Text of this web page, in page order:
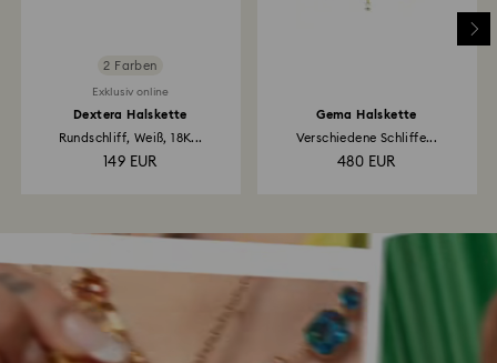
2 Farben
Exklusiv online
Dextera Halskette
Rundschliff, Weiß, 18K...
149 EUR
Gema Halskette
Verschiedene Schliffe...
480 EUR